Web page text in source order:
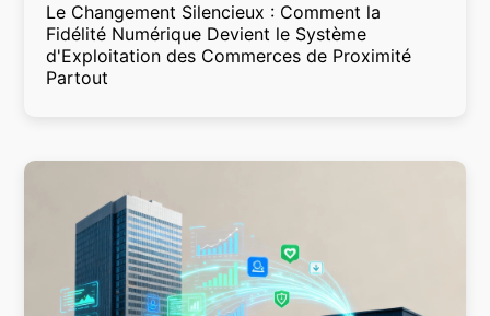
Le Changement Silencieux : Comment la
Fidélité Numérique Devient le Système
d'Exploitation des Commerces de Proximité
Partout